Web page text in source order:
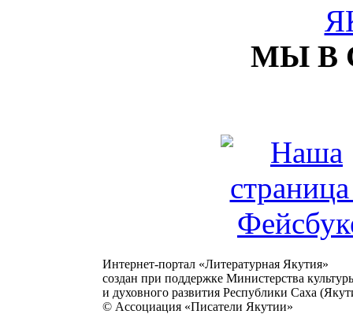
МЫ В
Интернет-портал «Литературная Якутия»
создан при поддержке Министерства
и духовного развития Республики Саха
© Ассоциация «Писатели Якутии»